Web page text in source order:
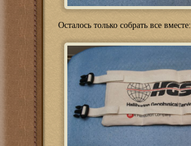
Осталось только собрать все вместе: